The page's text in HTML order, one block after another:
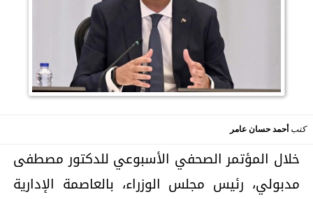
كتبأحمد حسان عامر
خلال المؤتمر الصحفي الأسبوعي للدكتور مصطفى
مدبولي، رئيس مجلس الوزراء، بالعاصمة الإدارية